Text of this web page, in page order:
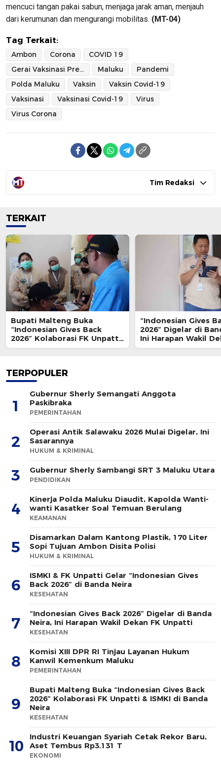
mencuci tangan pakai sabun, menjaga jarak aman, menjauh
dari kerumunan dan mengurangi mobilitas. (MT-04)
Tag Terkait:
Ambon Corona
COVID 19
Gerai Vaksinasi Presisi Polda Maluku
Maluku
Pandemi
Polda Maluku
Vaksin
Vaksin Covid-19
Vaksinasi
Vaksinasi Covid-19
Virus
Virus Corona
Tim Redaksi
TERKAIT
Bupati Malteng Buka
“Indonesian Gives Back
2026” Kolaborasi FK Unpatti
& ISMKI di Banda Neira
“Indonesian Gives
2026” Digelar di
Ini Harapan Wakil
Unpatti
TERPOPULER
1
Gubernur Sherly Semangati Anggota
Paskibraka
PEMERINTAHAN
2
Operasi Antik Salawaku 2026 Mulai Digelar, Ini
Sasarannya
HUKUM & KRIMINAL
3 Gubernur Sherly Sambangi SRT 3 Maluku Utara
PENDIDIKAN
4
Kinerja Polda Maluku Diaudit, Kapolda Wanti-
wanti Kasatker Soal Temuan Berulang
KEAMANAN
5
Disamarkan Dalam Kantong Plastik, 170 Liter
Sopi Tujuan Ambon Disita Polisi
HUKUM & KRIMINAL
6
ISMKI & FK Unpatti Gelar “Indonesian Gives
Back 2026” di Banda Neira
KESEHATAN
7
“Indonesian Gives Back 2026” Digelar di Banda
Neira, Ini Harapan Wakil Dekan FK Unpatti
KESEHATAN
8
Komisi XIII DPR RI Tinjau Layanan Hukum
Kanwil Kemenkum Maluku
PEMERINTAHAN
9
Bupati Malteng Buka “Indonesian Gives Back
2026” Kolaborasi FK Unpatti & ISMKI di Banda
Neira
KESEHATAN
10
Industri Keuangan Syariah Cetak Rekor Baru,
Aset Tembus Rp3.131 T
EKONOMI